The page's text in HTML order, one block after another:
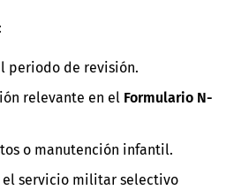
periodo de revisión.
relevante en el Formulario N-
o manutención infantil.
el servicio militar selectivo